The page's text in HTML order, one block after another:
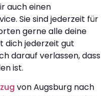
auch einen
Sie sind jederzeit für
gerne alle deine
dich jederzeit gut
darauf verlassen, dass
ist.
von Augsburg nach